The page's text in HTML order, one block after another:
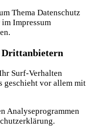
Thema Datenschutz
Impressum
Dritt­anbietern
Surf-Verhalten
geschieht vor allem mit
Analyseprogrammen